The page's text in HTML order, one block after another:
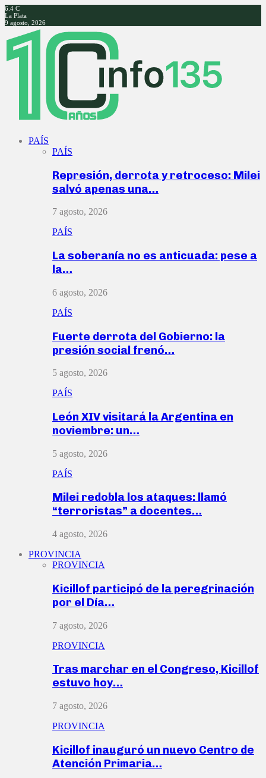
6.4 C
La Plata
9 agosto, 2026
Facebook
Twitter
Instagram
Youtube
PAÍS
PAÍS
Represión, derrota y retroceso: Milei
salvó apenas una…
7 agosto, 2026
PAÍS
La soberanía no es anticuada: pese a
la…
6 agosto, 2026
PAÍS
Fuerte derrota del Gobierno: la
presión social frenó…
5 agosto, 2026
PAÍS
León XIV visitará la Argentina en
noviembre: un…
5 agosto, 2026
PAÍS
Milei redobla los ataques: llamó
“terroristas” a docentes…
4 agosto, 2026
PROVINCIA
PROVINCIA
Kicillof participó de la peregrinación
por el Día…
7 agosto, 2026
PROVINCIA
Tras marchar en el Congreso, Kicillof
estuvo hoy…
7 agosto, 2026
PROVINCIA
Kicillof inauguró un nuevo Centro de
Atención Primaria…